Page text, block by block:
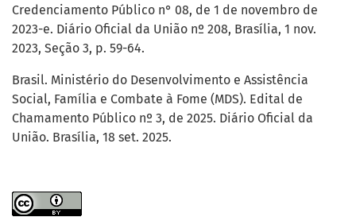
Credenciamento Público n° 08, de 1 de novembro de
2023-e. Diário Oficial da União nº 208, Brasília, 1 nov.
2023, Seção 3, p. 59-64.
Brasil. Ministério do Desenvolvimento e Assistência
Social, Família e Combate à Fome (MDS). Edital de
Chamamento Público nº 3, de 2025. Diário Oficial da
União. Brasília, 18 set. 2025.